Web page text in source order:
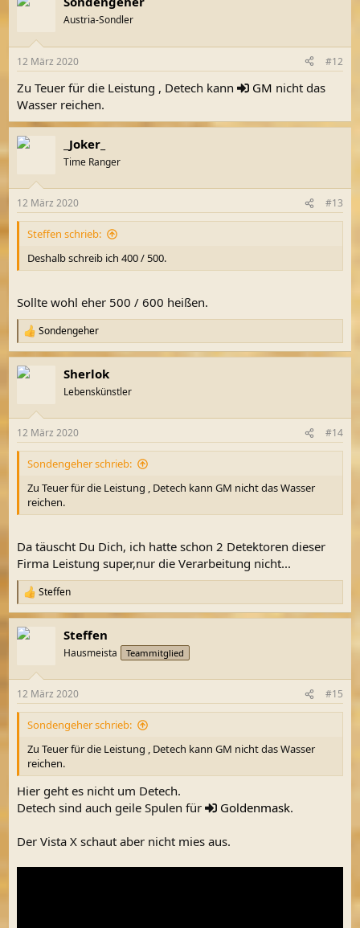
Austria-Sondler
12 März 2020 #12
Zu Teuer für die Leistung , Detech kann GM nicht das
Wasser reichen.
_Joker_
Time Ranger
12 März 2020 #13
Steffen schrieb:
Deshalb schreib ich 400 / 500.
Sollte wohl eher 500 / 600 heißen.
R
e
a
k
e
n
Sondengeher
Sherlok
Lebenskünstler
12 März 2020 #14
Sondengeher schrieb:
Zu Teuer für die Leistung , Detech kann GM nicht das Wasser
reichen.
Da täuscht Du Dich, ich hatte schon 2 Detektoren dieser
Firma Leistung super,nur die Verarbeitung nicht...
R
e
a
k
e
n
Steffen
Steffen
Hausmeista Teammitglied
12 März 2020 #15
Sondengeher schrieb:
Zu Teuer für die Leistung , Detech kann GM nicht das Wasser
reichen.
Hier geht es nicht um Detech.
Detech sind auch geile Spulen für
Goldenmask.
Der Vista X schaut aber nicht mies aus.